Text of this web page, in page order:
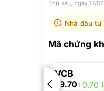
Thứ sáu, ngày 17/
Nhà đầu tư
Mã chứng
VCB
59.70+0.70